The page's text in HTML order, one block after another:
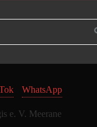
WhatsApp
e. V. Meerane